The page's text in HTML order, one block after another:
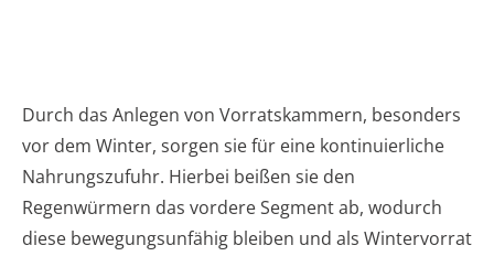
Durch das Anlegen von Vorratskammern, besonders
vor dem Winter, sorgen sie für eine kontinuierliche
Nahrungszufuhr. Hierbei beißen sie den
Regenwürmern das vordere Segment ab, wodurch
diese bewegungsunfähig bleiben und als Wintervorrat